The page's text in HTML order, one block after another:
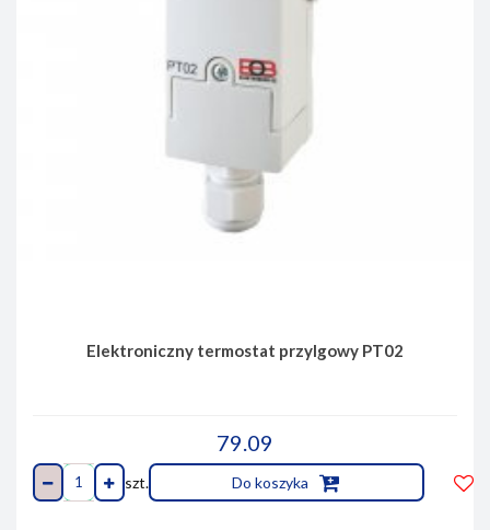
Elektroniczny termostat przylgowy PT02
79.09
szt. Do koszyka